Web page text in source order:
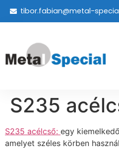
tibor.fabian@metal-
S235
S235 acélcső: egy
amelyet széles körben